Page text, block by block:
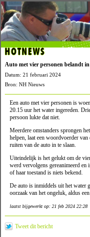
HOTNEWS
Auto met vier personen belandt
Datum: 21 februari 2024
Bron: NH Nieuws
Een auto met vier personen is
20.15 uur het water ingereden.
persoon lukte dat niet.
Meerdere omstanders sprongen
helpen, laat een woordvoerder
ruiten van de auto in te slaan.
Uiteindelijk is het gelukt om de
werd vervolgens gereanimeerd en
of haar toestand is niets bekend.
De auto is inmiddels uit het water
oorzaak van het ongeluk, aldus
laatst bijgewerkt op: 21 feb 2024 22:28
Tweet dit bericht